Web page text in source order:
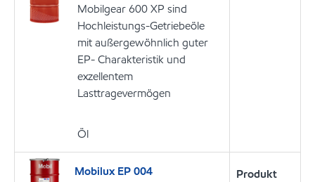
Mobilgear 600 XP sind
Hochleistungs-Getriebeöle
mit außergewöhnlich guter
EP- Charakteristik und
exzellentem
Lasttragevermögen
Öl
Mobilux EP 004
Produkt